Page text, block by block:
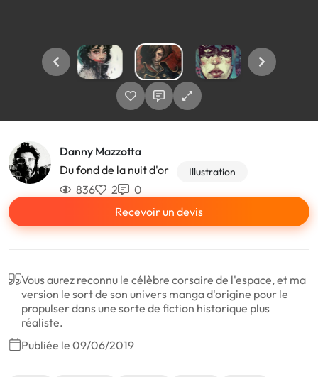
Danny Mazzotta
Du fond de la nuit d'or
Illustration
836 2
0
Recevoir un devis
Vous aurez reconnu le célèbre corsaire de l'espace, et ma
version le sort de son univers manga d'origine pour le
propulser dans une sorte de fiction historique plus
réaliste.
Publiée le 09/06/2019